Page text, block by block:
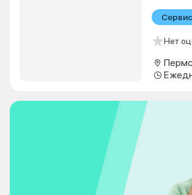
Нет